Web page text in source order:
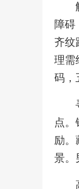
障碍
齐纹
理需
码，
点。
励。
景。